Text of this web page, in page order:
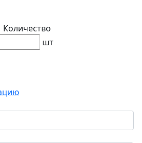
Количество
шт